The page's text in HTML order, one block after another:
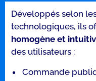
Développés selon
technologiques, ils
homogène et
des utilisateurs :
Commande